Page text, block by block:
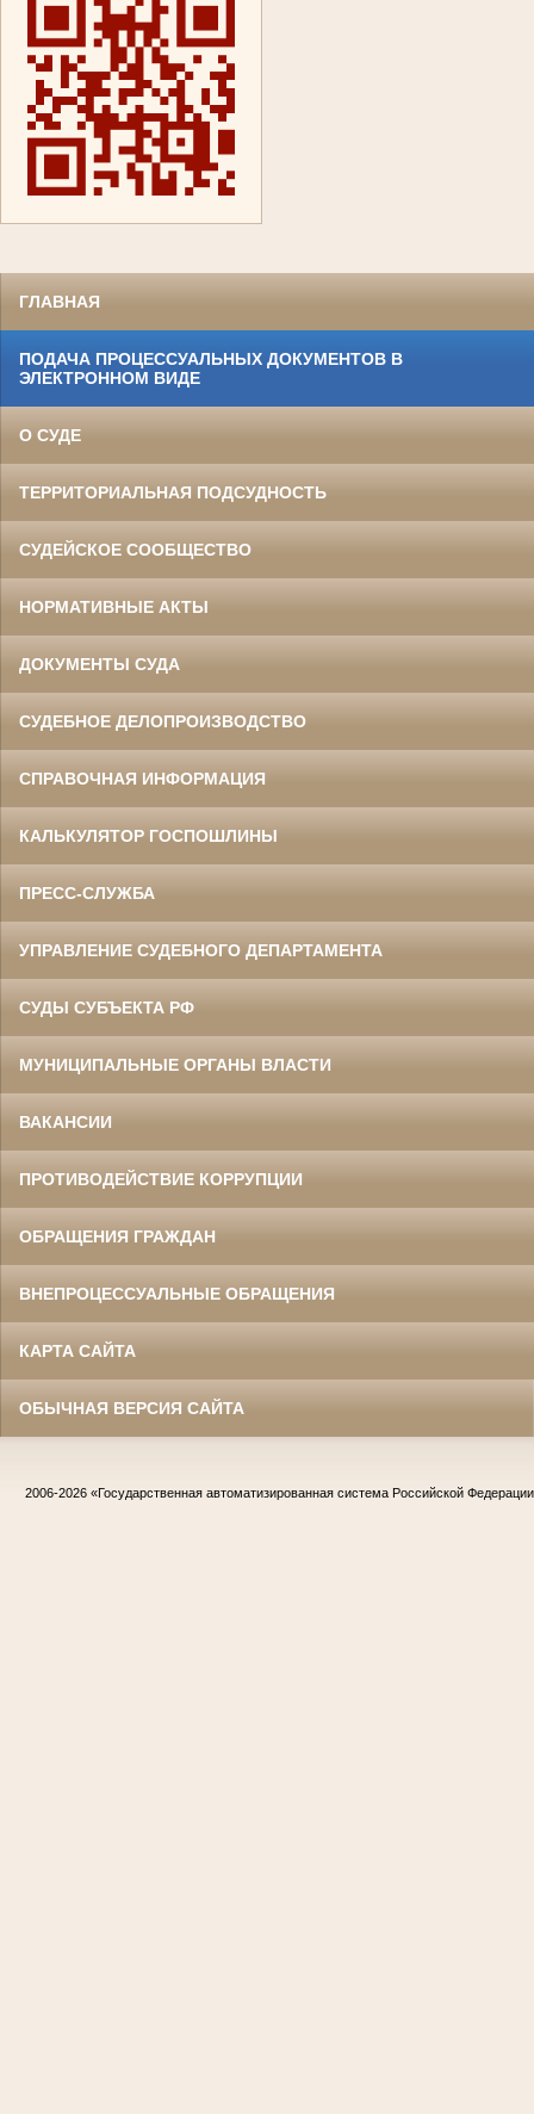
ГЛАВНАЯ
ПОДАЧА ПРОЦЕССУАЛЬНЫХ ДОКУМЕНТОВ В
ЭЛЕКТРОННОМ ВИДЕ
О СУДЕ
ТЕРРИТОРИАЛЬНАЯ ПОДСУДНОСТЬ
СУДЕЙСКОЕ СООБЩЕСТВО
НОРМАТИВНЫЕ АКТЫ
ДОКУМЕНТЫ СУДА
СУДЕБНОЕ ДЕЛОПРОИЗВОДСТВО
СПРАВОЧНАЯ ИНФОРМАЦИЯ
КАЛЬКУЛЯТОР ГОСПОШЛИНЫ
ПРЕСС-СЛУЖБА
УПРАВЛЕНИЕ СУДЕБНОГО ДЕПАРТАМЕНТА
СУДЫ СУБЪЕКТА РФ
МУНИЦИПАЛЬНЫЕ ОРГАНЫ ВЛАСТИ
ВАКАНСИИ
ПРОТИВОДЕЙСТВИЕ КОРРУПЦИИ
ОБРАЩЕНИЯ ГРАЖДАН
ВНЕПРОЦЕССУАЛЬНЫЕ ОБРАЩЕНИЯ
КАРТА САЙТА
ОБЫЧНАЯ ВЕРСИЯ САЙТА
2006-2026 «Государственная автоматизированная система Российской